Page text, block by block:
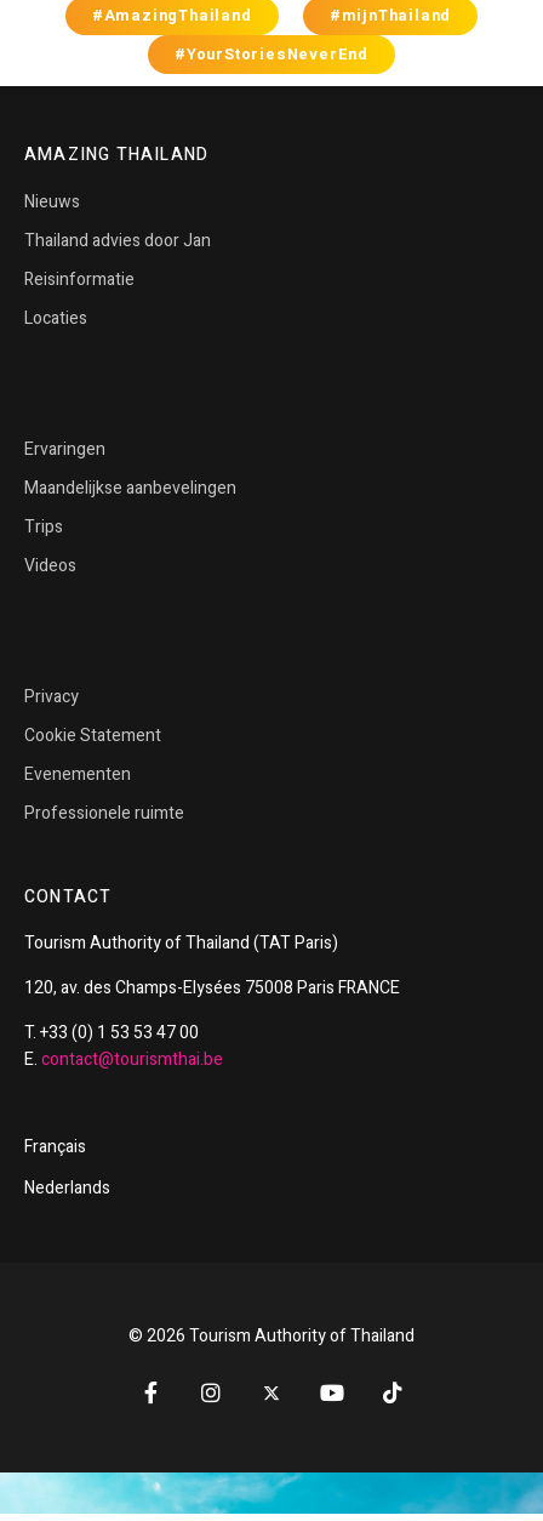
#AmazingThailand
#mijnThailand
#YourStoriesNeverEnd
AMAZING THAILAND
Nieuws
Thailand advies door Jan
Reisinformatie
Locaties
Ervaringen
Maandelijkse aanbevelingen
Trips
Videos
Privacy
Cookie Statement
Evenementen
Professionele ruimte
CONTACT
TourismAuthority ofThailand(TAT Paris)
120, av. des Champs-Elysées 75008 Paris FRANCE
T. +33 (0) 1 53 53 47 00
E.contact@tourismthai.be
Français
Nederlands
© 2026 Tourism Authority of Thailand